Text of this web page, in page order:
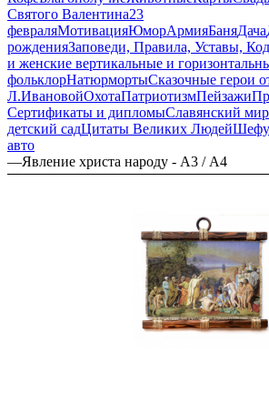
Святого Валентина23
февраляМотивацияЮморАрмияБаняДача
рожденияЗаповеди, Правила, Уставы,
и женские вертикальные и
фольклорНатюрмортыСказочные герои
Л.ИвановойОхотаПатриотизмПейзажи
Сертификаты и дипломыСлавянский мир
детский садЦитаты Великих ЛюдейШефу
авто
—Явление христа народу - А3 / А4